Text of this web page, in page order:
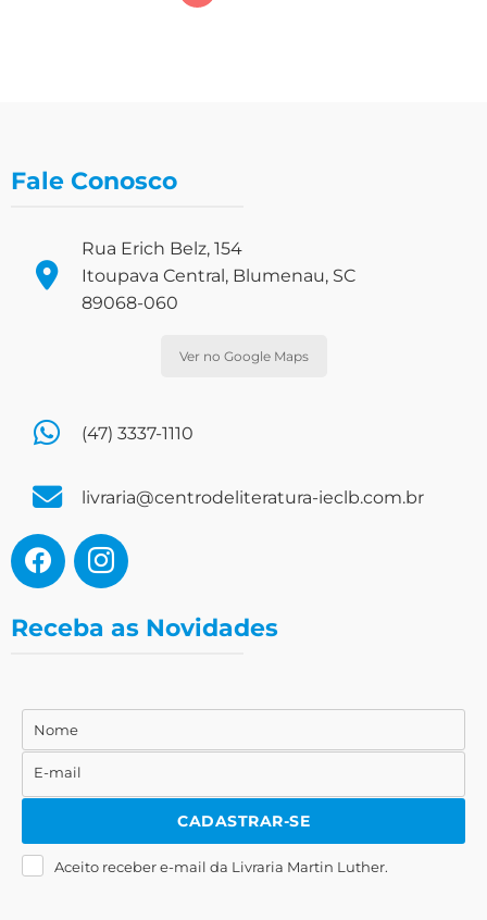
Fale Conosco
Rua Erich Belz, 154
Itoupava Central, Blumenau, SC
89068-060
Ver no Google Maps
(47) 3337-1110
livraria@centrodeliteratura-ieclb.com.br
Receba as Novidades
Nome
Nome
E-
mail
E-mail
CADASTRAR-SE
Aceito receber e-mail da Livraria Martin Luther.